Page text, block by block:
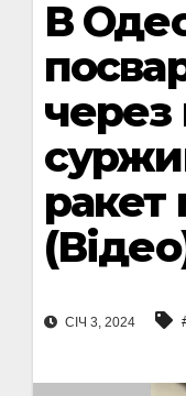
В
через
ракет
СІЧ 3, 2024